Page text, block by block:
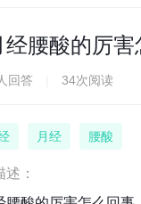
经腰酸的厉害
回答 34次阅读
月经 腰酸
述：